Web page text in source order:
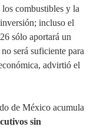
combustibles y la
incluso el
sólo aportará un
será suficiente para
advirtió el
de México acumula
sin